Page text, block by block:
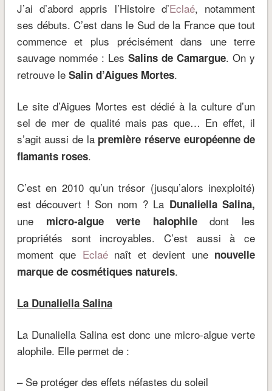
J’ai d’abord appris l’Histoire d’Eclaé, notamment
ses débuts. C’est dans le Sud de la France que tout
commence et plus précisément dans une terre
sauvage nommée : Les Salins de Camargue. On y
retrouve le Salin d’Aigues Mortes.
Le site d’Aigues Mortes est dédié à la culture d’un
sel de mer de qualité mais pas que… En effet, il
s’agit aussi de la première réserve européenne de
flamants roses.
C’est en 2010 qu’un trésor (jusqu’alors inexploité)
est découvert ! Son nom ? La Dunaliella Salina,
unemicro-algue verte halophiledont les
propriétés sont incroyables. C’est aussi à ce
moment que Eclaé naît et devient une nouvelle
marque de cosmétiques naturels.
La Dunaliella Salina
La Dunaliella Salina est donc une micro-algue verte
alophile. Elle permet de :
– Se protéger des effets néfastes du soleil